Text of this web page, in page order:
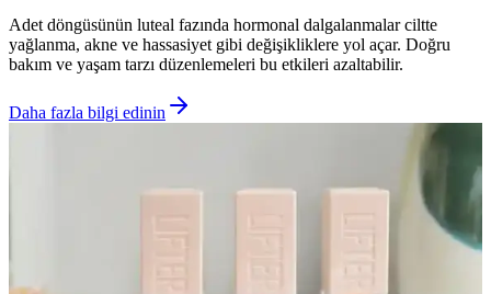
Adet döngüsünün luteal fazında hormonal dalgalanmalar ciltte
yağlanma, akne ve hassasiyet gibi değişikliklere yol açar. Doğru
bakım ve yaşam tarzı düzenlemeleri bu etkileri azaltabilir.
Daha fazla bilgi edinin